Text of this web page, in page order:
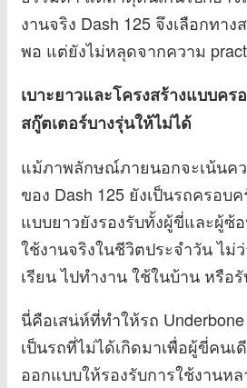
งานจริง Dash 125 จึงเลือกทา
พอ แต่ยังไม่หลุดจากความ
เบาะยาวและโครงสร้างแบบค
สกู๊ตเตอร์บางรุ่นให้ไม่ได้
แม้ภาพลักษณ์ภายนอกจะเน้นค
ของ Dash 125 ยังเป็นรถครอบ
แบบยาวยังรองรับทั้งผู้ขี่และผู้ซ้
ใช้งานจริงในชีวิตประจำวัน ไม่
เรียน ไปทำงาน ใช้ในบ้าน หรือ
นี่คือเสน่ห์ที่ทำให้รถ
เป็นรถที่ไม่ได้เกิดมาเพื่อผู้ขี่คนเ
ออกแบบให้รองรับการใช้งานห